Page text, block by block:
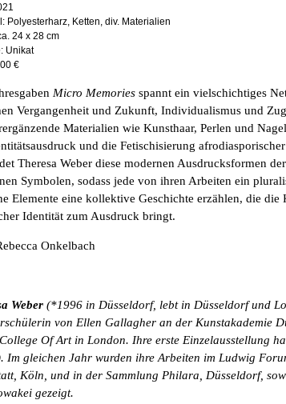
Polyesterharz, Ketten, div. Materialien
24 x 28 cm
Unikat
€
Micro Memories spannt ein vielschichtiges
Vergangenheit und Zukunft, Individualismus und
Materialien wie Kunsthaar, Perlen und
und die Fetischisierung
Theresa Weber diese modernen Ausdrucksformen
Symbolen, sodass jede von ihren Arbeiten ein
Elemente eine kollektive Geschichte erzählen, die
Identität zum Ausdruck bringt.
Onkelbach
Weber (*1996 in Düsseldorf, lebt in Düsseldorf und
von Ellen Gallagher an der Kunstakademie
Of Art in London. Ihre erste Einzelausstellung
Im gleichen Jahr wurden ihre Arbeiten im Ludwig
Köln, und in der Sammlung Philara, Düsseldorf,
gezeigt.